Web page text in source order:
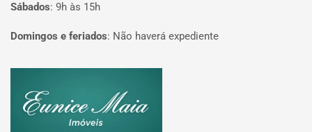
Sábados: 9h às 15h
Domingos e feriados: Não haverá expediente